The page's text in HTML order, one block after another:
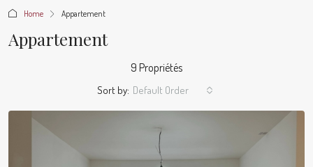
Home Appartement
Appartement
9 Propriétés
Sort by: Default Order